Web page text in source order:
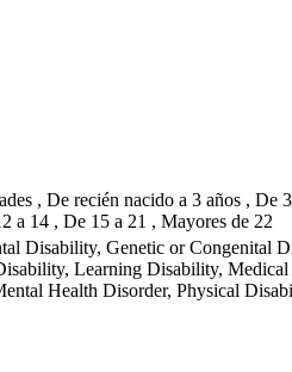
, De recién nacido a 3 años , De
a 14 , De 15 a 21 , Mayores de 22
Disability, Genetic or Congenital
Learning Disability, Medical
Health Disorder, Physical